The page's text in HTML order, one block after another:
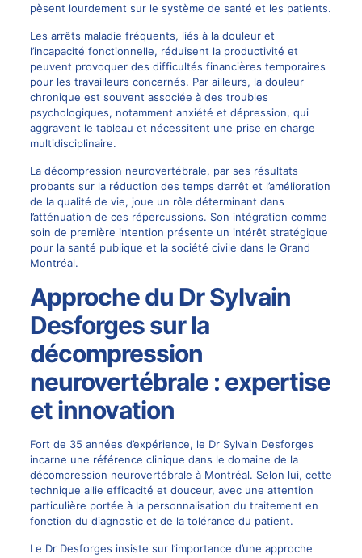
pèsent lourdement sur le système de santé et les patients.
Les arrêts maladie fréquents, liés à la douleur et
l’incapacité fonctionnelle, réduisent la productivité et
peuvent provoquer des difficultés financières temporaires
pour les travailleurs concernés. Par ailleurs, la douleur
chronique est souvent associée à des troubles
psychologiques, notamment anxiété et dépression, qui
aggravent le tableau et nécessitent une prise en charge
multidisciplinaire.
La décompression neurovertébrale, par ses résultats
probants sur la réduction des temps d’arrêt et l’amélioration
de la qualité de vie, joue un rôle déterminant dans
l’atténuation de ces répercussions. Son intégration comme
soin de première intention présente un intérêt stratégique
pour la santé publique et la société civile dans le Grand
Montréal.
Approche du Dr Sylvain
Desforges sur la
décompression
neurovertébrale : expertise
et innovation
Fort de 35 années d’expérience, le Dr Sylvain Desforges
incarne une référence clinique dans le domaine de la
décompression neurovertébrale à Montréal. Selon lui, cette
technique allie efficacité et douceur, avec une attention
particulière portée à la personnalisation du traitement en
fonction du diagnostic et de la tolérance du patient.
Le Dr Desforges insiste sur l’importance d’une approche